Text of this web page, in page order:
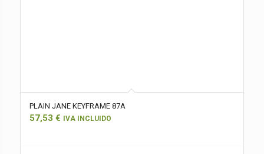
PLAIN JANE KEYFRAME 87A
57,53 € IVA INCLUIDO